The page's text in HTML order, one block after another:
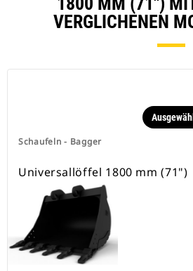
Spezielle
Sicherung
VERGLICHENEN
Schaufeln - Bagger
Universallöffel 1800 mm (71")